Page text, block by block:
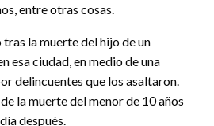
entre otras cosas.
la muerte del hijo de un
esa ciudad, en medio de una
delincuentes que los asaltaron.
la muerte del menor de 10 años
después.